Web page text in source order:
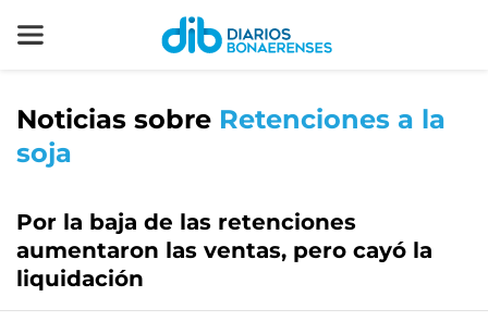
Noticias sobre Retenciones a la
soja
Por la baja de las retenciones
aumentaron las ventas, pero cayó la
liquidación